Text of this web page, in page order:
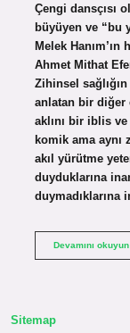
Çengi dansçısı
büyüyen ve “bu
Melek
Ahmet Mithat
Zihinsel
anlatan bir diğer
aklını bir iblis
komik ama aynı
akıl yürütme
duyduklarına
duymadıklarına
Devamını okuyun
Sitemap